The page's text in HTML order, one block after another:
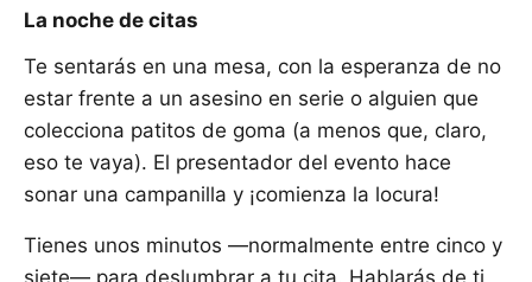
La noche de citas
Te sentarás en una mesa, con la esperanza de no
estar frente a un asesino en serie o alguien que
colecciona patitos de goma (a menos que, claro,
eso te vaya). El presentador del evento hace
sonar una campanilla y ¡comienza la locura!
Tienes unos minutos —normalmente entre cinco y